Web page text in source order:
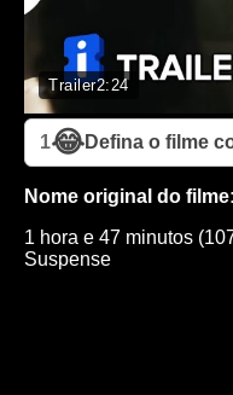
Trailer2:24
1😂Defina o filme
Nome original do filme:
1 hora e 47 minutos
Suspense